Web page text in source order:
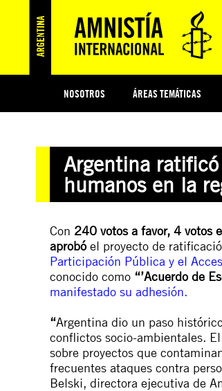
NOSOTROS ÁREAS TEMÁTICAS
PREGUNTAS FRECUENTES
Argentina
humanos en la
Con 240 votos a favor, 4 votos
aprobó el proyecto de
Participación Pública y el
conocido como “’Acuerdo de
manifestado su adhesión.
“Argentina dio un paso
conflictos socio-ambientales.
sobre proyectos que
frecuentes ataques contra
Belski, directora ejecutiva de